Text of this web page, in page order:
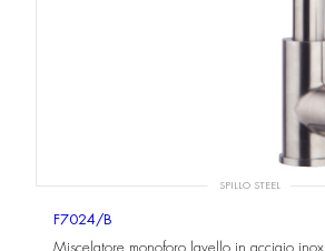
SPILLO STEEL
F7024/B
Miscelatore monoforo lavello in acciaio inox